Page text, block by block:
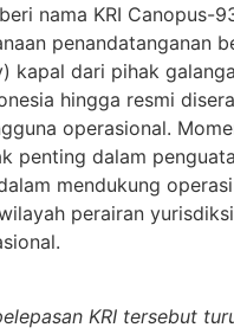
nama KRI Canopus-
penandatanganan
kapal dari pihak
hingga resmi
operasional.
penting dalam
mendukung
perairan
KRI tersebut